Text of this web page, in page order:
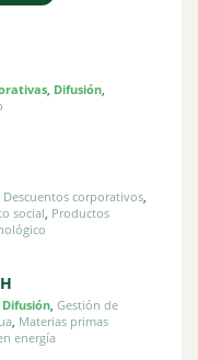
, Difusión,
Descuentos corporativos,
social, Productos
Difusión, Gestión de
, Materias primas
energía